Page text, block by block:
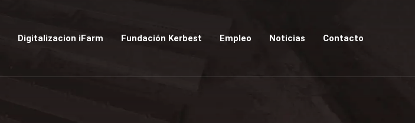
Digitalizacion iFarm Fundación Kerbest Empleo Noticias Contacto